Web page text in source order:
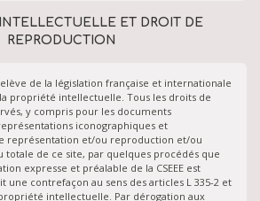
ET DROIT DE
REPRODUCTION
de la législation française et internationale
propriété intellectuelle. Tous les droits de
y compris pour les documents
iconographiques et
représentation et/ou reproduction et/ou
de ce site, par quelques procédés que
expresse et préalable de la CSEEE est
contrefaçon au sens des articles L 335-2 et
intellectuelle. Par dérogation aux